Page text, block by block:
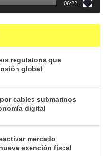
06:22
regulatoria que
global
cables submarinos
digital
mercado
exención fiscal